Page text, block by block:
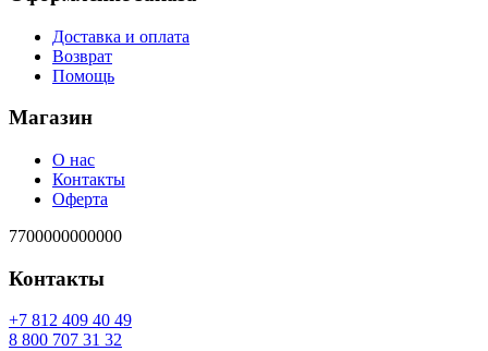
Доставка и оплата
Возврат
Помощь
Магазин
О нас
Контакты
Оферта
7700000000000
Контакты
94 04 904 218 7+
23 13 707 008 8